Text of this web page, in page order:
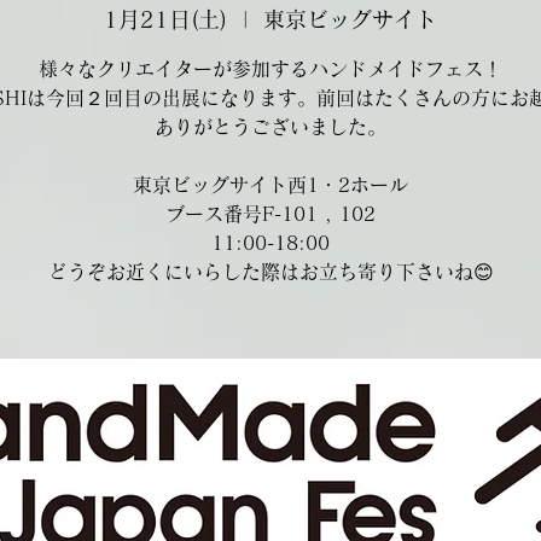
1月21日(土) 東京ビッグサイト
様々なクリエイターが参加するハンドメイドフェス！
は今回２回目の出展になります。前回はたくさんの方にお
ありがとうございました。
東京ビッグサイト西1・2ホール
ブース番号F-101 , 102
11:00-18:00
どうぞお近くにいらした際はお立ち寄り下さいね😊